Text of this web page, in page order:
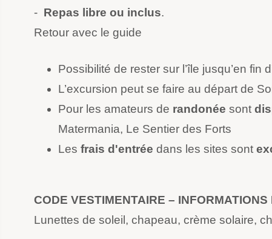
- Repas libre ou inclus.
Retour avec le guide
Possibilité de rester sur l’île jusqu’en fin
L’excursion peut se faire au départ de
Pour les amateurs de randonée sont
Matermania, Le Sentier des Forts
Les frais d'entrée dans les sites sont
CODE VESTIMENTAIRE – INFORMATIONS
Lunettes de soleil, chapeau, crème solaire,